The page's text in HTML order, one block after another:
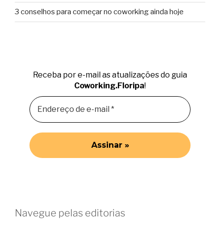
3 conselhos para começar no coworking ainda hoje
Receba por e-mail as atualizações do guia
Coworking.Floripa!
Navegue pelas editorias